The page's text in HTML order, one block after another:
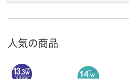
人気の商品